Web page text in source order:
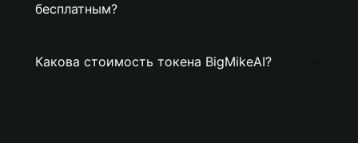
бесплатным?
Какова стоимость токена BigMikeAI?